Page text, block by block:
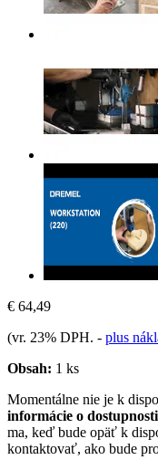
€ 64,49
(vr. 23% DPH. - plus
Obsah: 1 ks
Momentálne nie je k
informácie o
ma, keď bude opäť k
kontaktovať, ako bude